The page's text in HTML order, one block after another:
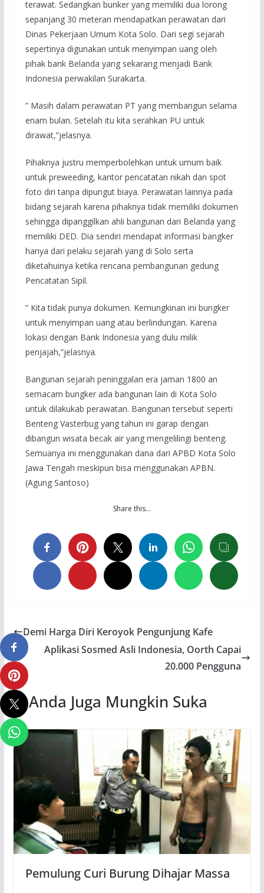
terawat. Sedangkan bunker yang memiliki dua lorong
sepanjang 30 meteran mendapatkan perawatan dari
Dinas Pekerjaan Umum Kota Solo. Dari segi sejarah
sepertinya digunakan untuk menyimpan uang oleh
pihak bank Belanda yang sekarang menjadi Bank
Indonesia perwakilan Surakarta.
” Masih dalam perawatan PT yang membangun selama
enam bulan. Setelah itu kita serahkan PU untuk
dirawat,”jelasnya.
Pihaknya justru memperbolehkan untuk umum baik
untuk preweeding, kantor pencatatan nikah dan spot
foto diri tanpa dipungut biaya. Perawatan lainnya pada
bidang sejarah karena pihaknya tidak memiliki dokumen
sehingga dipanggilkan ahli bangunan dari Belanda yang
memiliki DED. Dia sendiri mendapat informasi bangker
hanya dari pelaku sejarah yang di Solo serta
diketahuinya ketika rencana pembangunan gedung
Pencatatan Sipil.
” Kita tidak punya dokumen. Kemungkinan ini bungker
untuk menyimpan uang atau berlindungan. Karena
lokasi dengan Bank Indonesia yang dulu milik
penjajah,”jelasnya.
Bangunan sejarah peninggalan era jaman 1800 an
semacam bungker ada bangunan lain di Kota Solo
untuk dilakukab perawatan. Bangunan tersebut seperti
Benteng Vasterbug yang tahun ini garap dengan
dibangun wisata becak air yang mengelilingi benteng.
Semuanya ini menggunakan dana dari APBD Kota Solo
Jawa Tengah meskipun bisa menggunakan APBN.
(Agung Santoso)
Share this…
Demi Harga Diri Keroyok Pengunjung Kafe
Aplikasi Sosmed Asli Indonesia, Oorth Capai
20.000 Pengguna
Anda Juga Mungkin Suka
Pemulung Curi Burung Dihajar Massa